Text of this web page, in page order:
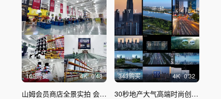
169购买 4K 0'48
山姆会员商店全景实拍 会员商超消费空镜
343购买 4K 0'32
30秒地产大气高端时尚创意